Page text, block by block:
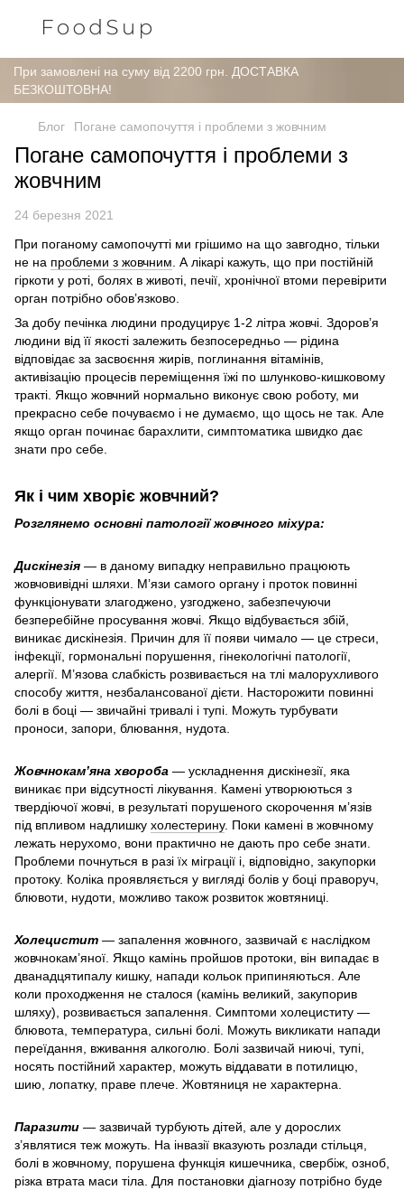
При замовлені на суму від 2200 грн. ДОСТАВКА
БЕЗКОШТОВНА!
Блог Погане самопочуття і проблеми з жовчним
Погане самопочуття і проблеми з
жовчним
24 березня 2021
При поганому самопочутті ми грішимо на що завгодно, тільки
не на проблеми з жовчним . А лікарі кажуть, що при постійній
гіркоти у роті, болях в животі, печії, хронічної втоми перевірити
орган потрібно обов’язково.
За добу печінка людини продуцирує 1-2 літра жовчі. Здоров’я
людини від її якості залежить безпосередньо — рідина
відповідає за засвоєння жирів, поглинання вітамінів,
активізацію процесів переміщення їжі по шлунково-кишковому
тракті. Якщо жовчний нормально виконує свою роботу, ми
прекрасно себе почуваємо і не думаємо, що щось не так. Але
якщо орган починає барахлити, симптоматика швидко дає
знати про себе.
Як і чим хворіє жовчний?
Розглянемо основні патології жовчного міхура:
Дискінезія — в даному випадку неправильно працюють
жовчовивідні шляхи. М’язи самого органу і проток повинні
функціонувати злагоджено, узгоджено, забезпечуючи
безперебійне просування жовчі. Якщо відбувається збій,
виникає дискінезія. Причин для її появи чимало — це стреси,
інфекції, гормональні порушення, гінекологічні патології,
алергії. М’язова слабкість розвивається на тлі малорухливого
способу життя, незбалансованої дієти. Насторожити повинні
болі в боці — звичайні тривалі і тупі. Можуть турбувати
проноси, запори, блювання, нудота.
Жовчнокам’яна хвороба — ускладнення дискінезії, яка
виникає при відсутності лікування. Камені утворюються з
твердіючої жовчі, в результаті порушеного скорочення м’язів
під впливом надлишку холестерину. Поки камені в жовчному
лежать нерухомо, вони практично не дають про себе знати.
Проблеми почнуться в разі їх міграції і, відповідно, закупорки
протоку. Коліка проявляється у вигляді болів у боці праворуч,
блювоти, нудоти, можливо також розвиток жовтяниці.
Холецистит — запалення жовчного, зазвичай є наслідком
жовчнокам’яної. Якщо камінь пройшов протоки, він випадає в
дванадцятипалу кишку, напади кольок припиняються. Але
коли проходження не сталося (камінь великий, закупорив
шляху), розвивається запалення. Симптоми холециститу —
блювота, температура, сильні болі. Можуть викликати напади
переїдання, вживання алкоголю. Болі зазвичай ниючі, тупі,
носять постійний характер, можуть віддавати в потилицю,
шию, лопатку, праве плече. Жовтяниця не характерна.
Паразити — зазвичай турбують дітей, але у дорослих
з’являтися теж можуть. На інвазії вказують розлади стільця,
болі в жовчному, порушена функція кишечника, свербіж, озноб,
різка втрата маси тіла. Для постановки діагнозу потрібно буде